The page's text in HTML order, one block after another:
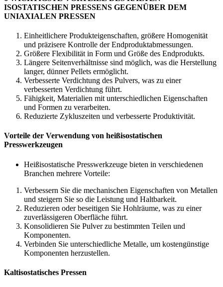
ISOSTATISCHEN PRESSENS GEGENÜBER DEM
UNIAXIALEN PRESSEN
Einheitlichere Produkteigenschaften, größere Homogenität
und präzisere Kontrolle der Endproduktabmessungen.
Größere Flexibilität in Form und Größe des Endprodukts.
Längere Seitenverhältnisse sind möglich, was die Herstellung
langer, dünner Pellets ermöglicht.
Verbesserte Verdichtung des Pulvers, was zu einer
verbesserten Verdichtung führt.
Fähigkeit, Materialien mit unterschiedlichen Eigenschaften
und Formen zu verarbeiten.
Reduzierte Zykluszeiten und verbesserte Produktivität.
Vorteile der Verwendung von heißisostatischen
Presswerkzeugen
Heißisostatische Presswerkzeuge bieten in verschiedenen
Branchen mehrere Vorteile:
Verbessern Sie die mechanischen Eigenschaften von Metallen
und steigern Sie so die Leistung und Haltbarkeit.
Reduzieren oder beseitigen Sie Hohlräume, was zu einer
zuverlässigeren Oberfläche führt.
Konsolidieren Sie Pulver zu bestimmten Teilen und
Komponenten.
Verbinden Sie unterschiedliche Metalle, um kostengünstige
Komponenten herzustellen.
Kaltisostatisches Pressen